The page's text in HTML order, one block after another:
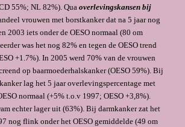
55%; NL 82%). Quaoverlevingskansen bij
vrouwen met borstkanker dat na 5 jaar nog
2003 iets onder de OESO normaal (80 om
was het nog 82% en tegen de OESO trend
+1.7%). In 2005 werd 70% van de vrouwen
op baarmoederhalskanker (OESO 59%). Bij
lag het 5 jaar overlevingspercentage met
normaal (+5% t.o.v 1997; OESO +3,8%).
echter lager uit (63%). Bij darmkanker zat het
nog flink onder het OESO gemiddelde (49 om